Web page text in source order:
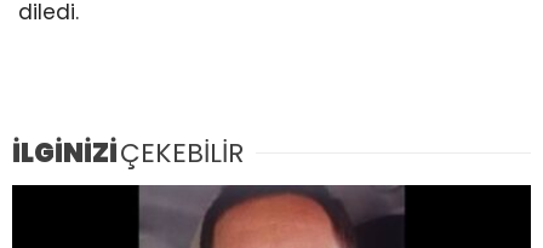
diledi.
İLGİNİZİÇEKEBİLİR